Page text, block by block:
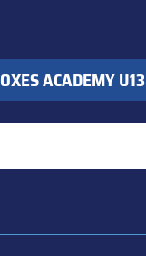
ACADEMY U13